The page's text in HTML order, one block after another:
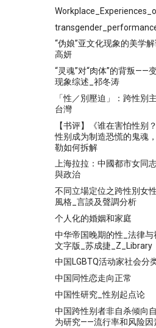
“伪娘”亚文化现象的美学解
高妍
“灵魂”对“肉体”的背叛——
现象综述_祁冬涛
「性／別壓迫」：跨性別
台灣
【书评】《谁在害怕性别
性别成为制造恐慌的鬼魂
勒如何拆解
上海拉拉：中國都市女同
與政治
不同立場定位之跨性別女
風格_言談及聲調分析
个人化的婚姻和家庭
中华帝国晚期的性_法律与
文字版_苏成捷_Z_Library
中国LGBTQ活动家社会分
中国同性恋走向正常
中国性研究_性别起点论
中国跨性别者非自杀倾向
为研究——流行率和风险因